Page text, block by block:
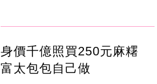
身價千億照買250元麻糬
富太包包自己做